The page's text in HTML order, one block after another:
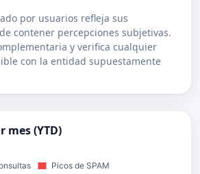
por usuarios refleja sus
contener percepciones subjetivas.
y verifica cualquier
con la entidad supuestamente
mes (YTD)